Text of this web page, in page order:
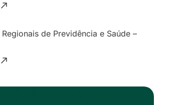
de Previdência e Saúde –